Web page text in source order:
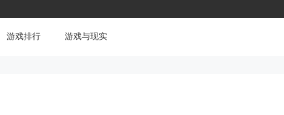
游戏排行 游戏与现实